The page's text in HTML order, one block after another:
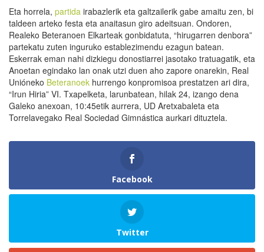
Eta horrela, partida irabazlerik eta galtzailerik gabe amaitu zen, bi
taldeen arteko festa eta anaitasun giro adeitsuan. Ondoren,
Realeko Beteranoen Elkarteak gonbidatuta, “hirugarren denbora”
partekatu zuten inguruko establezimendu ezagun batean.
Eskerrak eman nahi dizkiegu donostiarrei jasotako tratuagatik, eta
Anoetan egindako lan onak utzi duen aho zapore onarekin, Real
Unióneko Beteranoek hurrengo konpromisoa prestatzen ari dira,
“Irun Hiria” VI. Txapelketa, larunbatean, hilak 24, izango dena
Galeko anexoan, 10:45etik aurrera, UD Aretxabaleta eta
Torrelavegako Real Sociedad Gimnástica aurkari dituztela.
Facebook
Twitter